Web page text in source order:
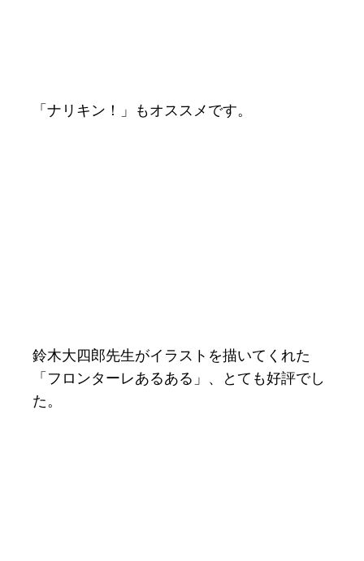
「ナリキン！」もオススメです。
鈴木大四郎先生がイラストを描いてくれた
「フロンターレあるある」、とても好評でし
た。